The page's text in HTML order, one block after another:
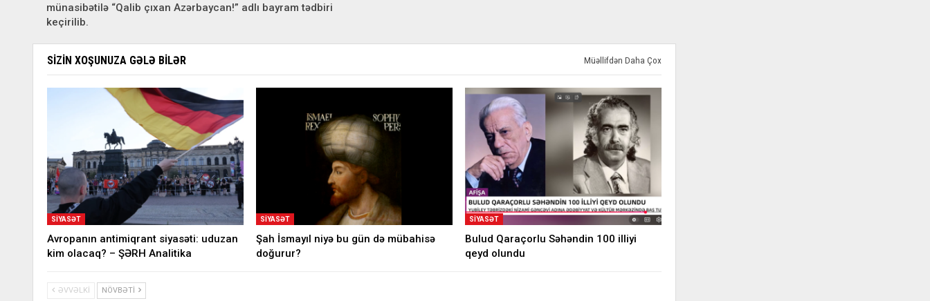
münasibətilə “Qalib çıxan Azərbaycan!” adlı bayram tədbiri
keçirilib.
SIZIN XOŞUNUZA GƏLƏ BILƏR Müəllifdən Daha Çox
SIYASƏT
Avropanın antimiqrant siyasəti: uduzan
kim olacaq? – ŞƏRH Analitika
SIYASƏT
Şah İsmayıl niyə bu gün də mübahisə
doğurur?
SIYASƏT
Bulud Qaraçorlu Səhəndin 100 illiyi
qeyd olundu
ƏVVƏLKI NÖVBƏTI